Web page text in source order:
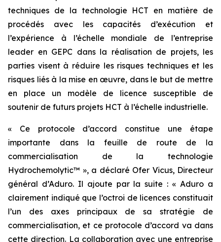
techniques de la technologie HCT en matière de
procédés avec les capacités d’exécution et
l’expérience à l’échelle mondiale de l’entreprise
leader en GEPC dans la réalisation de projets, les
parties visent à réduire les risques techniques et les
risques liés à la mise en œuvre, dans le but de mettre
en place un modèle de licence susceptible de
soutenir de futurs projets HCT à l’échelle industrielle.
« Ce protocole d’accord constitue une étape
importante dans la feuille de route de la
commercialisation de la technologie
Hydrochemolytic™ », a déclaré Ofer Vicus, Directeur
général d’Aduro. Il ajoute par la suite : « Aduro a
clairement indiqué que l’octroi de licences constituait
l’un des axes principaux de sa stratégie de
commercialisation, et ce protocole d’accord va dans
cette direction. La collaboration avec une entreprise